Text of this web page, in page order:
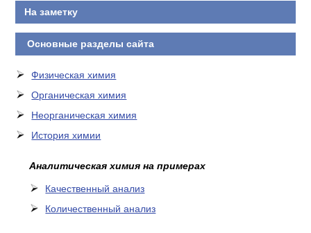
На заметку
Основные разделы сайта
Физическая химия
Органическая химия
Неорганическая химия
История химии
Аналитическая химия на примерах
Качественный анализ
Количественный анализ